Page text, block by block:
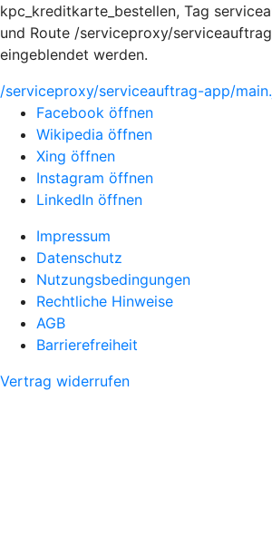
kpc_kreditkarte_bestellen, Tag
und Route /serviceproxy/
eingeblendet werden.
/serviceproxy/serviceauftrag-app/
Facebook öffnen
Wikipedia öffnen
Xing öffnen
Instagram öffnen
LinkedIn öffnen
Impressum
Datenschutz
Nutzungsbedingungen
Rechtliche Hinweise
AGB
Barrierefreiheit
Vertrag widerrufen